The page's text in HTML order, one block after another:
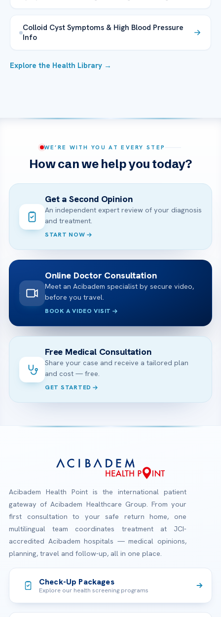
Colloid Cyst Symptoms & High Blood Pressure
Info
Explore the Health Library →
WE’RE WITH YOU AT EVERY STEP
How can we help you today?
Get a Second Opinion
An independent expert review of your diagnosis
and treatment.
START NOW
Online Doctor Consultation
Meet an Acibadem specialist by secure video,
before you travel.
BOOK A VIDEO VISIT
Free Medical Consultation
Share your case and receive a tailored plan
and cost — free.
GET STARTED
Acibadem Health Point is the international patient
gateway of Acibadem Healthcare Group. From your
first consultation to your safe return home, one
multilingual team coordinates treatment at JCI-
accredited Acibadem hospitals — medical opinions,
planning, travel and follow-up, all in one place.
Check-Up Packages
Explore our health screening programs